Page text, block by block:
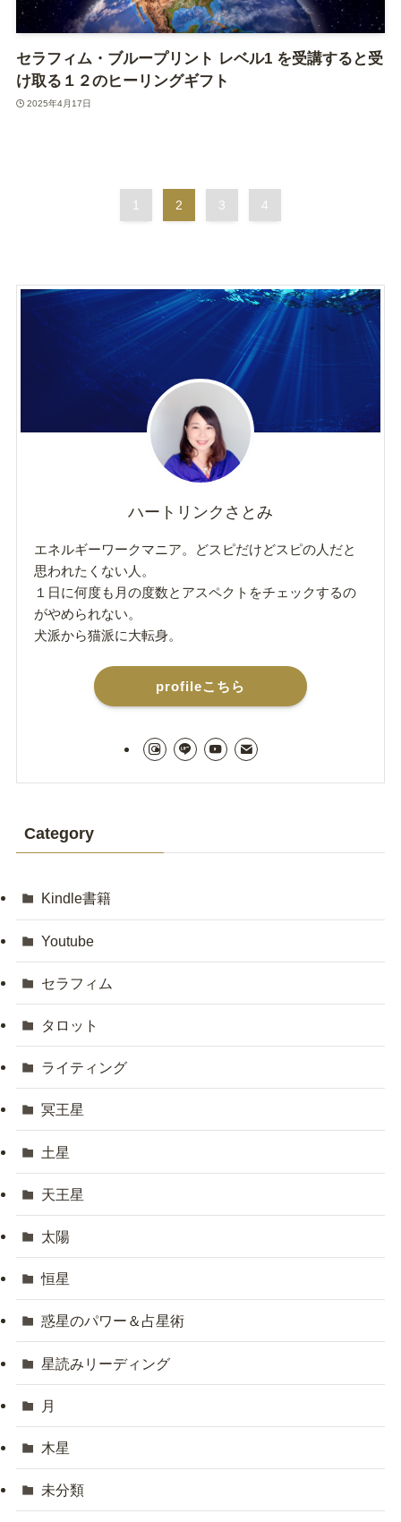
セラフィム・ブループリント レベル1 を受講すると受
け取る１２のヒーリングギフト
2025年4月17日
1 2 3 4
ハートリンクさとみ
エネルギーワークマニア。どスピだけどスピの人だと
思われたくない人。
１日に何度も月の度数とアスペクトをチェックするの
がやめられない。
犬派から猫派に大転身。
profileこちら
Category
Kindle書籍
Youtube
セラフィム
タロット
ライティング
冥王星
土星
天王星
太陽
恒星
惑星のパワー＆占星術
星読みリーディング
月
木星
未分類